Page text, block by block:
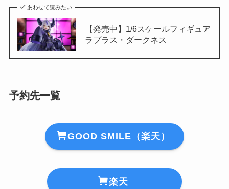
あわせて読みたい
【発売中】1/6スケールフィギュア
ラプラス・ダークネス
予約先一覧
GOOD SMILE（楽天）
楽天